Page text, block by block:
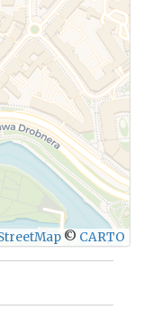
© CARTO